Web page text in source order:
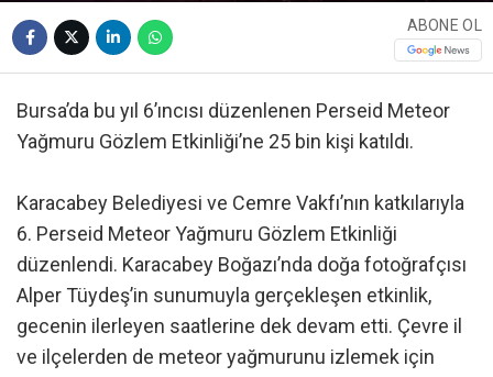
ABONE OL
Bursa’da bu yıl 6’ıncısı düzenlenen Perseid Meteor
Yağmuru Gözlem Etkinliği’ne 25 bin kişi katıldı.
Karacabey Belediyesi ve Cemre Vakfı’nın katkılarıyla
6. Perseid Meteor Yağmuru Gözlem Etkinliği
düzenlendi. Karacabey Boğazı’nda doğa fotoğrafçısı
Alper Tüydeş’in sunumuyla gerçekleşen etkinlik,
gecenin ilerleyen saatlerine dek devam etti. Çevre il
ve ilçelerden de meteor yağmurunu izlemek için